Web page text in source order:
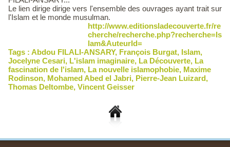
Le lien dirige dirige vers l'ensemble des ouvrages ayant trait sur
l'Islam et le monde musulman.
http://www.editionsladecouverte.fr/re
cherche/recherche.php?recherche=Is
lam&AuteurId=
Tags : Abdou FILALI-ANSARY, François Burgat, Islam,
Jocelyne Cesari, L'islam imaginaire, La Découverte, La
fascination de l'islam, La nouvelle islamophobie, Maxime
Rodinson, Mohamed Abed el Jabri, Pierre-Jean Luizard,
Thomas Deltombe, Vincent Geisser